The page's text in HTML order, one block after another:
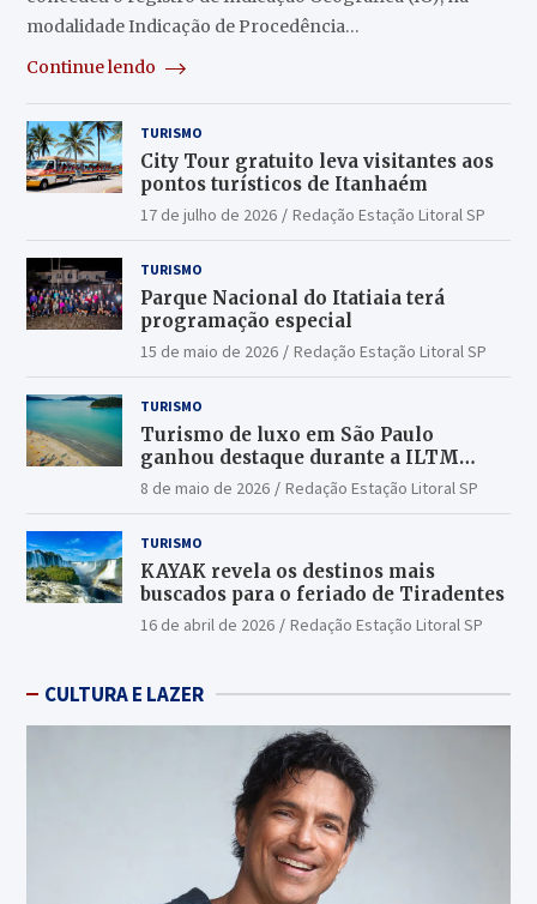
modalidade Indicação de Procedência…
Continue lendo
TURISMO
City Tour gratuito leva visitantes aos
pontos turísticos de Itanhaém
17 de julho de 2026 Redação Estação Litoral SP
TURISMO
Parque Nacional do Itatiaia terá
programação especial
15 de maio de 2026 Redação Estação Litoral SP
TURISMO
Turismo de luxo em São Paulo
ganhou destaque durante a ILTM
Latin America 2026
8 de maio de 2026 Redação Estação Litoral SP
TURISMO
KAYAK revela os destinos mais
buscados para o feriado de Tiradentes
16 de abril de 2026 Redação Estação Litoral SP
CULTURA E LAZER